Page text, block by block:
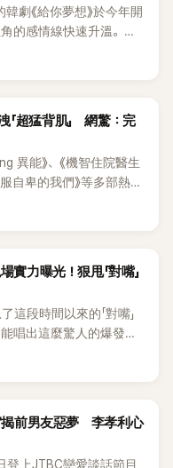
劇《給你夢想》於今年開
的感情線快速升溫。最
接連出現床戲橋段，讓
「超猛背肌」 網驚：完
異能》、《機智住院醫生
自卑的我們》等多部熱門
僅演技備受肯定，精緻
感十足，讓不少網友看
力曝光！狠甩「對嘴」
段時間以來的「對嘴」
唱出這麼驚人的爆發力
揭前男友惡夢 李孝利心
登上JTBC戀愛談話節目